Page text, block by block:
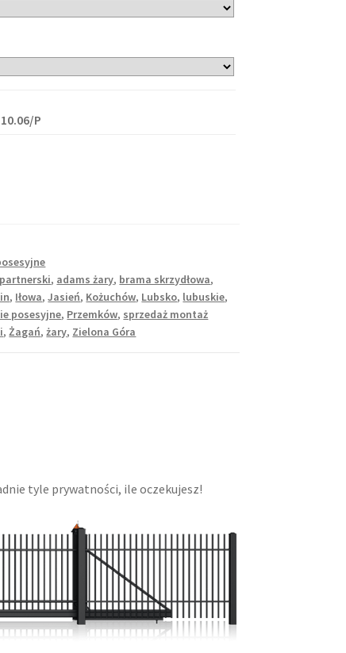
P
, adams żary, brama skrzydłowa,
, Iłowa,Jasień, Kożuchów, Lubsko, lubuskie,
posesyjne, Przemków, sprzedaż montaż
,Żagań,żary, Zielona Góra
tyle prywatności, ile oczekujesz!